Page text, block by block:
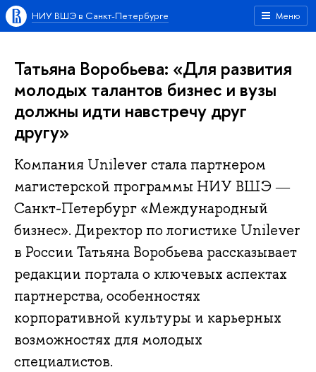
Меню
НИУ ВШЭ в Санкт-Петербурге
Татьяна Воробьева: «Для развития
молодых талантов бизнес и вузы
должны идти навстречу друг
другу»
Компания Unilever стала партнером
магистерской программы НИУ ВШЭ ―
Санкт-Петербург «Международный
бизнес». Директор по логистике Unilever
в России Татьяна Воробьева рассказывает
редакции портала о ключевых аспектах
партнерства, особенностях
корпоративной культуры и карьерных
возможностях для молодых
специалистов.